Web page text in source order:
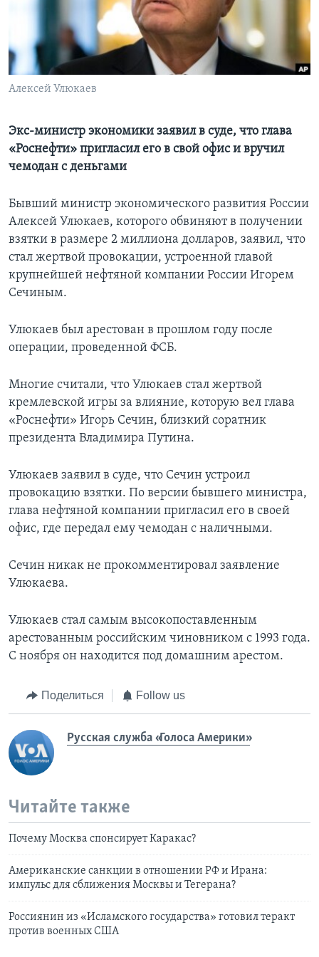
Learning English
СОЦИАЛЬНЫЕ СЕТИ
Языки
Алексей Улюкаев
Экс-министр экономики заявил в суде, что глава
«Роснефти» пригласил его в свой офис и вручил
чемодан с деньгами
Бывший министр экономического развития России
Алексей Улюкаев, которого обвиняют в получении
взятки в размере 2 миллиона долларов, заявил, что
стал жертвой провокации, устроенной главой
крупнейшей нефтяной компании России Игорем
Сечиным.
Улюкаев был арестован в прошлом году после
операции, проведенной ФСБ.
Многие считали, что Улюкаев стал жертвой
кремлевской игры за влияние, которую вел глава
«Роснефти» Игорь Сечин, близкий соратник
президента Владимира Путина.
Улюкаев заявил в суде, что Сечин устроил
провокацию взятки. По версии бывшего министра,
глава нефтяной компании пригласил его в своей
офис, где передал ему чемодан с наличными.
Сечин никак не прокомментировал заявление
Улюкаева.
Улюкаев стал самым высокопоставленным
арестованным российским чиновником с 1993 года.
С ноября он находится под домашним арестом.
Поделиться Follow us
Русская служба «Голоса Америки»
Читайте также
Почему Москва спонсирует Каракас?
Американские санкции в отношении РФ и Ирана:
импульс для сближения Москвы и Тегерана?
Россиянин из «Исламского государства» готовил теракт
против военных США